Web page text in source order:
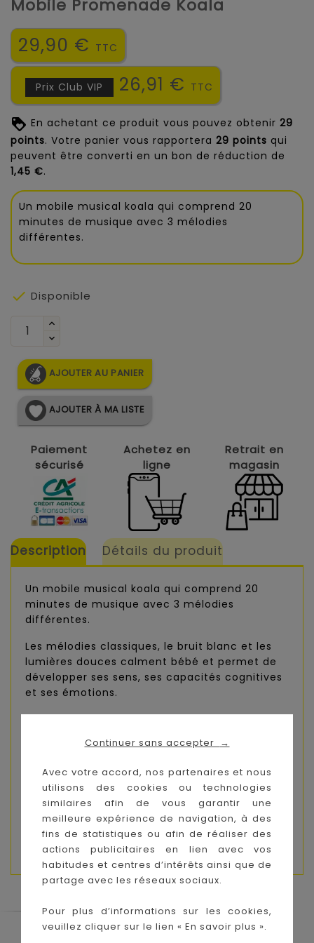
Continuer sans accepter →
Avec votre accord, nos partenaires et nous
utilisons des cookies ou technologies
similaires afin de vous garantir une
meilleure expérience de navigation, à des
fins de statistiques ou afin de réaliser des
actions publicitaires en lien avec vos
habitudes et centres d’intérêts ainsi que de
partage avec les réseaux sociaux.
Pour plus d’informations sur les cookies,
veuillez cliquer sur le lien « En savoir plus ».
Mobile Promenade Koala
29,90 € TTC
Prix Club VIP 26,91 € TTC
En achetant ce produit vous pouvez obtenir 29
points. Votre panier vous rapportera 29 points qui
peuvent être converti en un bon de réduction de
1,45 €.
Un mobile musical koala qui comprend 20
minutes de musique avec 3 mélodies
différentes.
 Disponible
AJOUTER AU PANIER
AJOUTER À MA LISTE
Paiement
sécurisé
Achetez en
ligne
Retrait en
magasin
Description Détails du produit
Un mobile musical koala qui comprend 20
minutes de musique avec 3 mélodies
différentes.
Les mélodies classiques, le bruit blanc et les
lumières douces calment bébé et permet de
développer ses sens, ses capacités cognitives
et ses émotions.
Dimensions : 23.50 x 05.00 x 15.50 cm
Dès la naissance
Nécessite 2 piles LR03 non incluses
Le Coin des Petits propose les plus